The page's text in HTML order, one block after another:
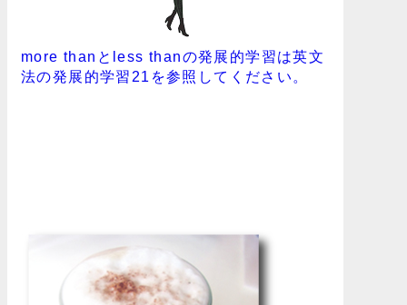
more thanとless thanの発展的学習は英文
法の発展的学習21を参照してください。